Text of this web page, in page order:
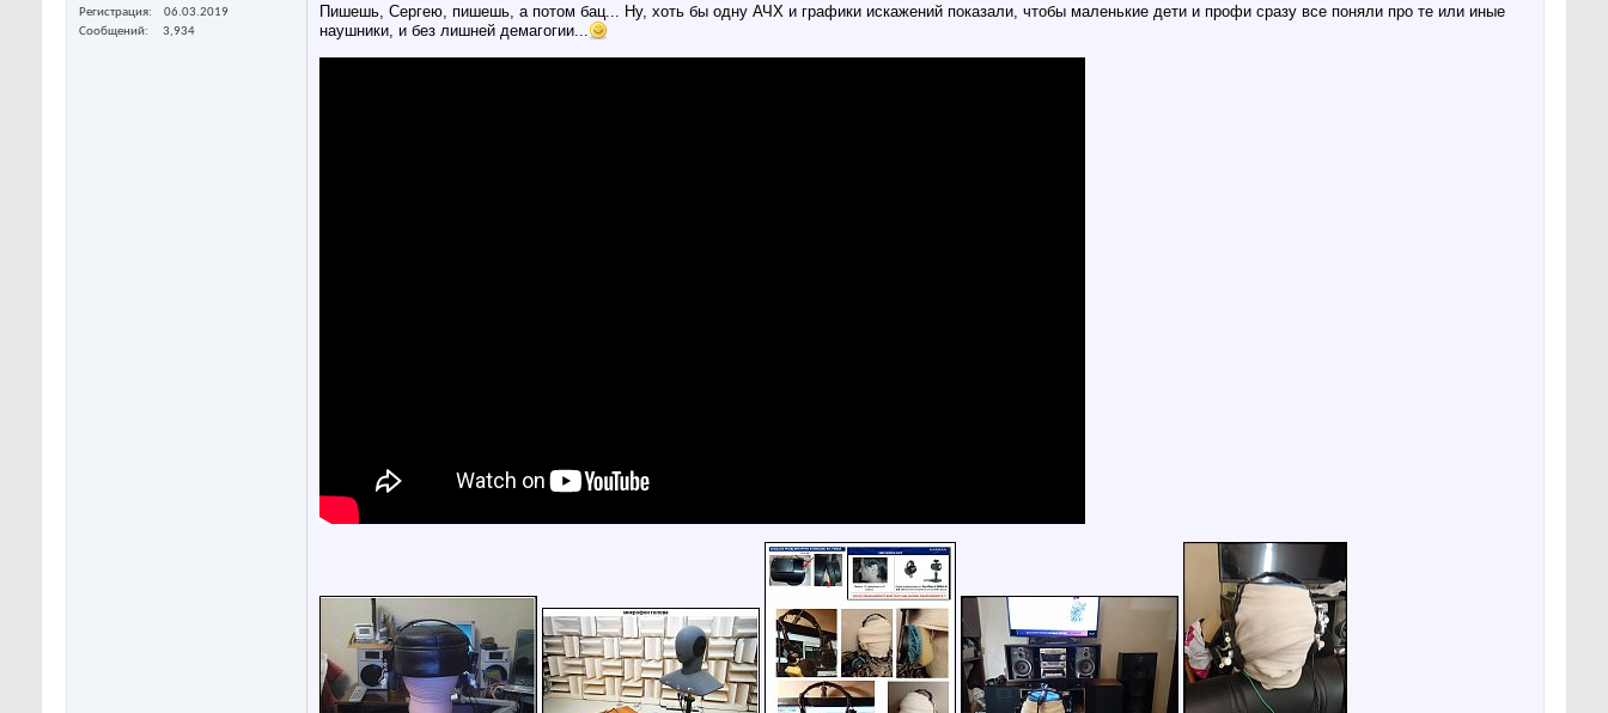
Регистрация
06.03.2019
Сообщений
3,934
Пишешь, Сергею, пишешь, а потом бац... Ну, хоть бы одну АЧХ и графики искажений показали, чтобы маленькие дети и профи сразу все поняли про те или иные
наушники, и без лишней демагогии...